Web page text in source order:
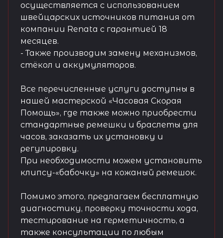
осуществляется с использованием
швейцарских источников питания от
компании Renata с гарантией 18
месяцев.
- Также производим замену механизмов,
стёкол и аккумуляторов.
Все перечисленные услуги доступны в
нашей мастерской «Часовая Скорая
Помощь», где также можно приобрести
стандартные ремешки и браслеты для
часов, заказать их установку и
регулировку.
При необходимости можем установить
клипсу-«бабочку» на кожаный ремешок.
Помимо этого, предлагаем бесплатную
диагностику, проверку точности хода,
тестирование на герметичность, а
также консультации по любым